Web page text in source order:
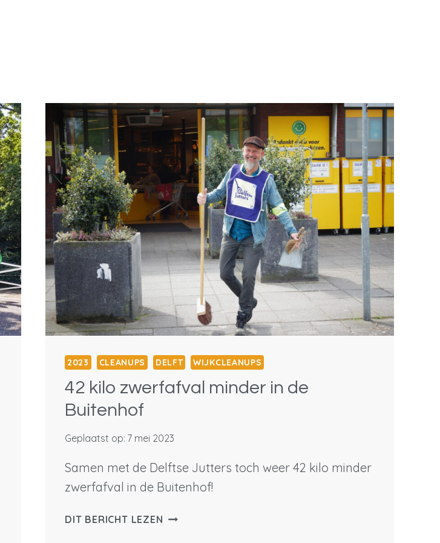
2023 CLEANUPS DELFT WIJKCLEANUPS
42 kilo zwerfafval minder in de
Buitenhof
Geplaatst op: 7 mei 2023
Samen met de Delftse Jutters toch weer 42 kilo minder
zwerfafval in de Buitenhof!
DIT BERICHT LEZEN 42